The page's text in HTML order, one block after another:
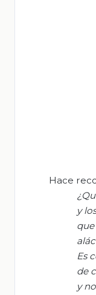
Hace
y
Es
de
y